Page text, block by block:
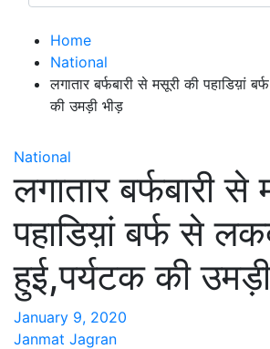
Home
National
लगातार बर्फबारी से मसूरी की पहाडिय़ां
की उमड़ी भीड़
National
लगातार बर्फबारी से
पहाडिय़ां बर्फ से
हुई,पर्यटक की
January 9, 2020
Janmat Jagran